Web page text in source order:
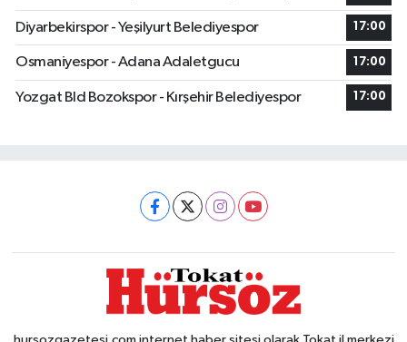
Diyarbekirspor - Yeşilyurt Belediyespor 17:00
Osmaniyespor - Adana Adaletgucu 17:00
Yozgat Bld Bozokspor - Kırşehir Belediyespor 17:00